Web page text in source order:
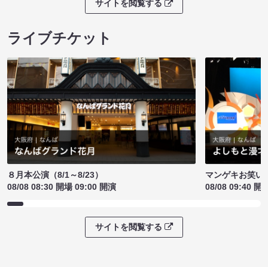
サイトを閲覧する
ライブチケット
８月本公演（8/1～8/23）
08/08 08:30 開場 09:00 開演
マンゲキお笑い
08/08 09:40 開
サイトを閲覧する